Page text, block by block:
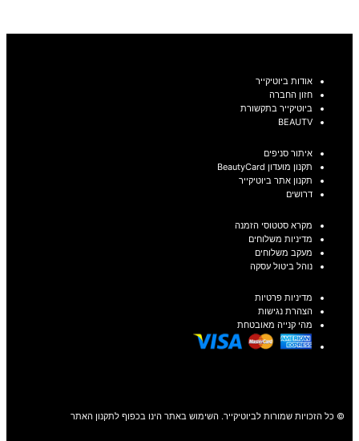
אודות ביוטיקייר
חזון החברה
ביוטיקייר בתקשורת
BEAUTV
איתור סניפים
תקנון מועדון BeautyCard
תקנון אתר ביוטיקייר
דרושים
מקרא סטטוסי הזמנה
מדיניות משלוחים
מעקב משלוחים
נוהל ביטול עסקה
מדיניות פרטיות
הצהרת נגישות
מהי קנייה מאובטחת
© כל הזכויות שמורות לביוטיקייר. השימוש באתר הינו בכפוף לתקנון האתר